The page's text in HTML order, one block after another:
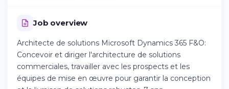
Job overview
Architecte de solutions Microsoft Dynamics 365 F&O:
Concevoir et diriger l'architecture de solutions
commerciales, travailler avec les prospects et les
équipes de mise en œuvre pour garantir la conception
Download the app on the App Store
Continue on Android